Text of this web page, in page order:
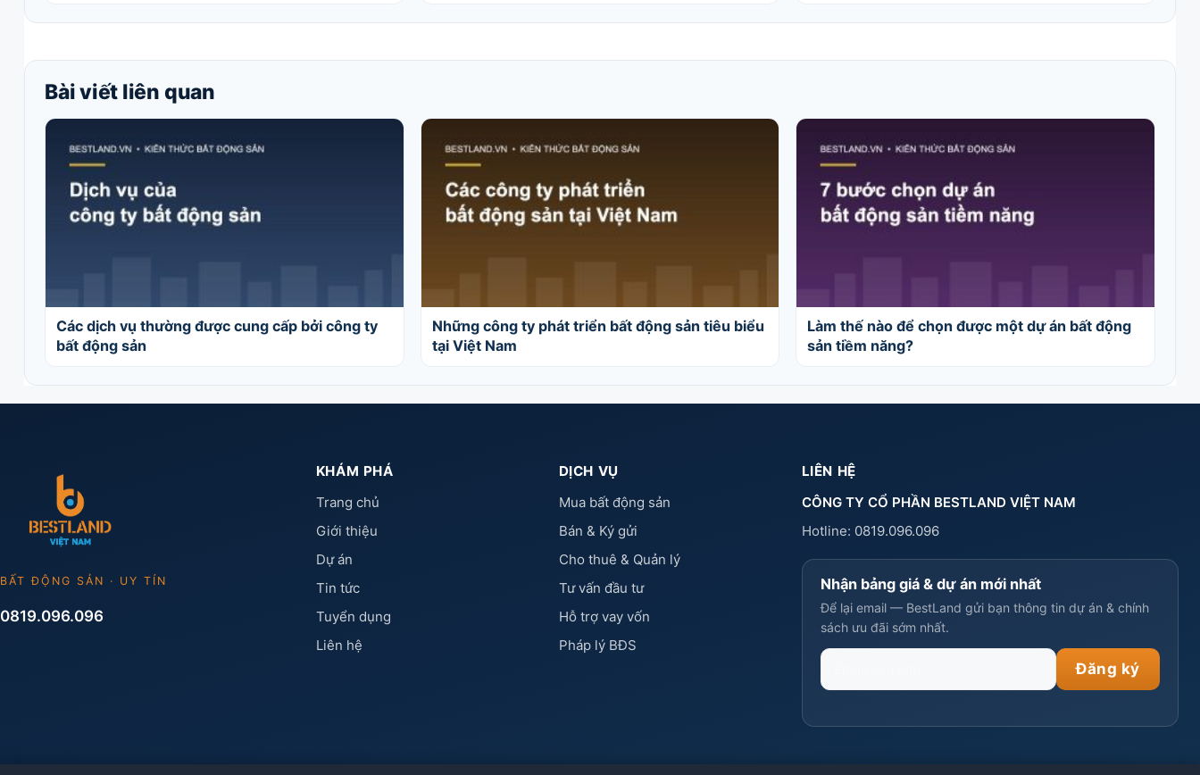
Bài viết liên quan
Các dịch vụ thường được cung cấp bởi công ty
bất động sản
Những công ty phát triển bất động sản tiêu biểu
tại Việt Nam
Làm thế nào để chọn được một dự án bất động
sản tiềm năng?
BẤT ĐỘNG SẢN · UY TÍN
0819.096.096
KHÁM PHÁ
Trang chủ
Giới thiệu
Dự án
Tin tức
Tuyển dụng
Liên hệ
DỊCH VỤ
Mua bất động sản
Bán & Ký gửi
Cho thuê & Quản lý
Tư vấn đầu tư
Hỗ trợ vay vốn
Pháp lý BĐS
LIÊN HỆ
CÔNG TY CỔ PHẦN BESTLAND VIỆT NAM
Hotline: 0819.096.096
Nhận bảng giá & dự án mới nhất
Để lại email — BestLand gửi bạn thông tin dự án & chính
sách ưu đãi sớm nhất.
Email
Đăng ký